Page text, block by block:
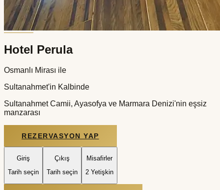
Hotel Perula
Osmanlı Mirası ile
Sultanahmet'in Kalbinde
Sultanahmet Camii, Ayasofya ve Marmara Denizi'nin eşsiz
manzarası
REZERVASYON YAP
Giriş
Tarih seçin
Çıkış
Tarih seçin
Misafirler
2 Yetişkin